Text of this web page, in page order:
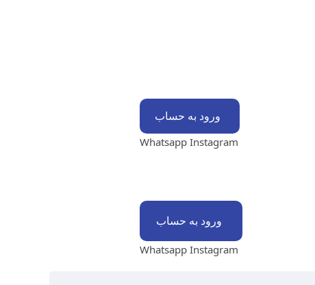
ورود به حساب
Whatsapp Instagram
ورود به حساب
Whatsapp Instagram